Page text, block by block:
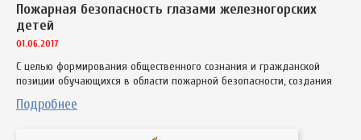
Пожарная безопасность глазами железногорских
детей
01.06.2017
С целью формирования общественного сознания и гражданской
позиции обучающихся в области пожарной безопасности, создания
Подробнее